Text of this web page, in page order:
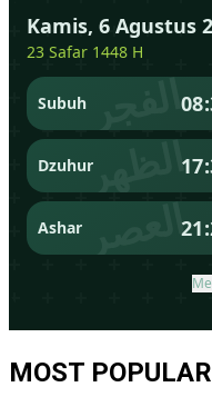
MOST POPULAR